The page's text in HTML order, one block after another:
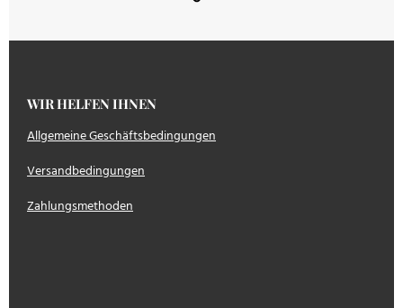
WIR HELFEN IHNEN
Allgemeine Geschäftsbedingungen
Versandbedingungen
Zahlungsmethoden